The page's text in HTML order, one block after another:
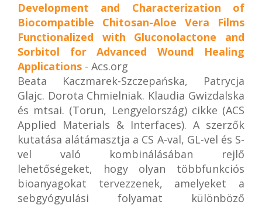
Development and Characterization of
Biocompatible Chitosan-Aloe Vera Films
Functionalized with Gluconolactone and
Sorbitol for Advanced Wound Healing
Applications - Acs.org
Beata Kaczmarek-Szczepańska, Patrycja
Glajc. Dorota Chmielniak. Klaudia Gwizdalska
és mtsai. (Torun, Lengyelország) cikke (ACS
Applied Materials & Interfaces). A szerzők
kutatása alátámasztja a CS A-val, GL-vel és S-
vel való kombinálásában rejlő
lehetőségeket, hogy olyan többfunkciós
bioanyagokat tervezzenek, amelyeket a
sebgyógyulási folyamat különböző